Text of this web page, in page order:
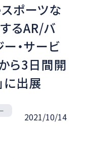
スポーツな
るAR/バ
・サービ
ら3日間開
に出展
2021/10/14